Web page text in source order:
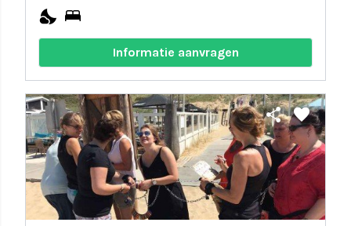
nights_stay bed
Informatie aanvragen
share favorite